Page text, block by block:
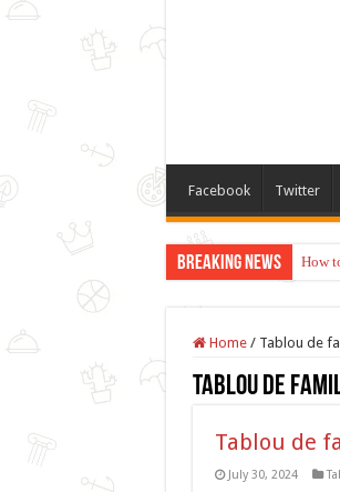
Facebook Twitter
Breaking News How
Home / Tablou de
Tablou de
Tablou de
July 30, 2024